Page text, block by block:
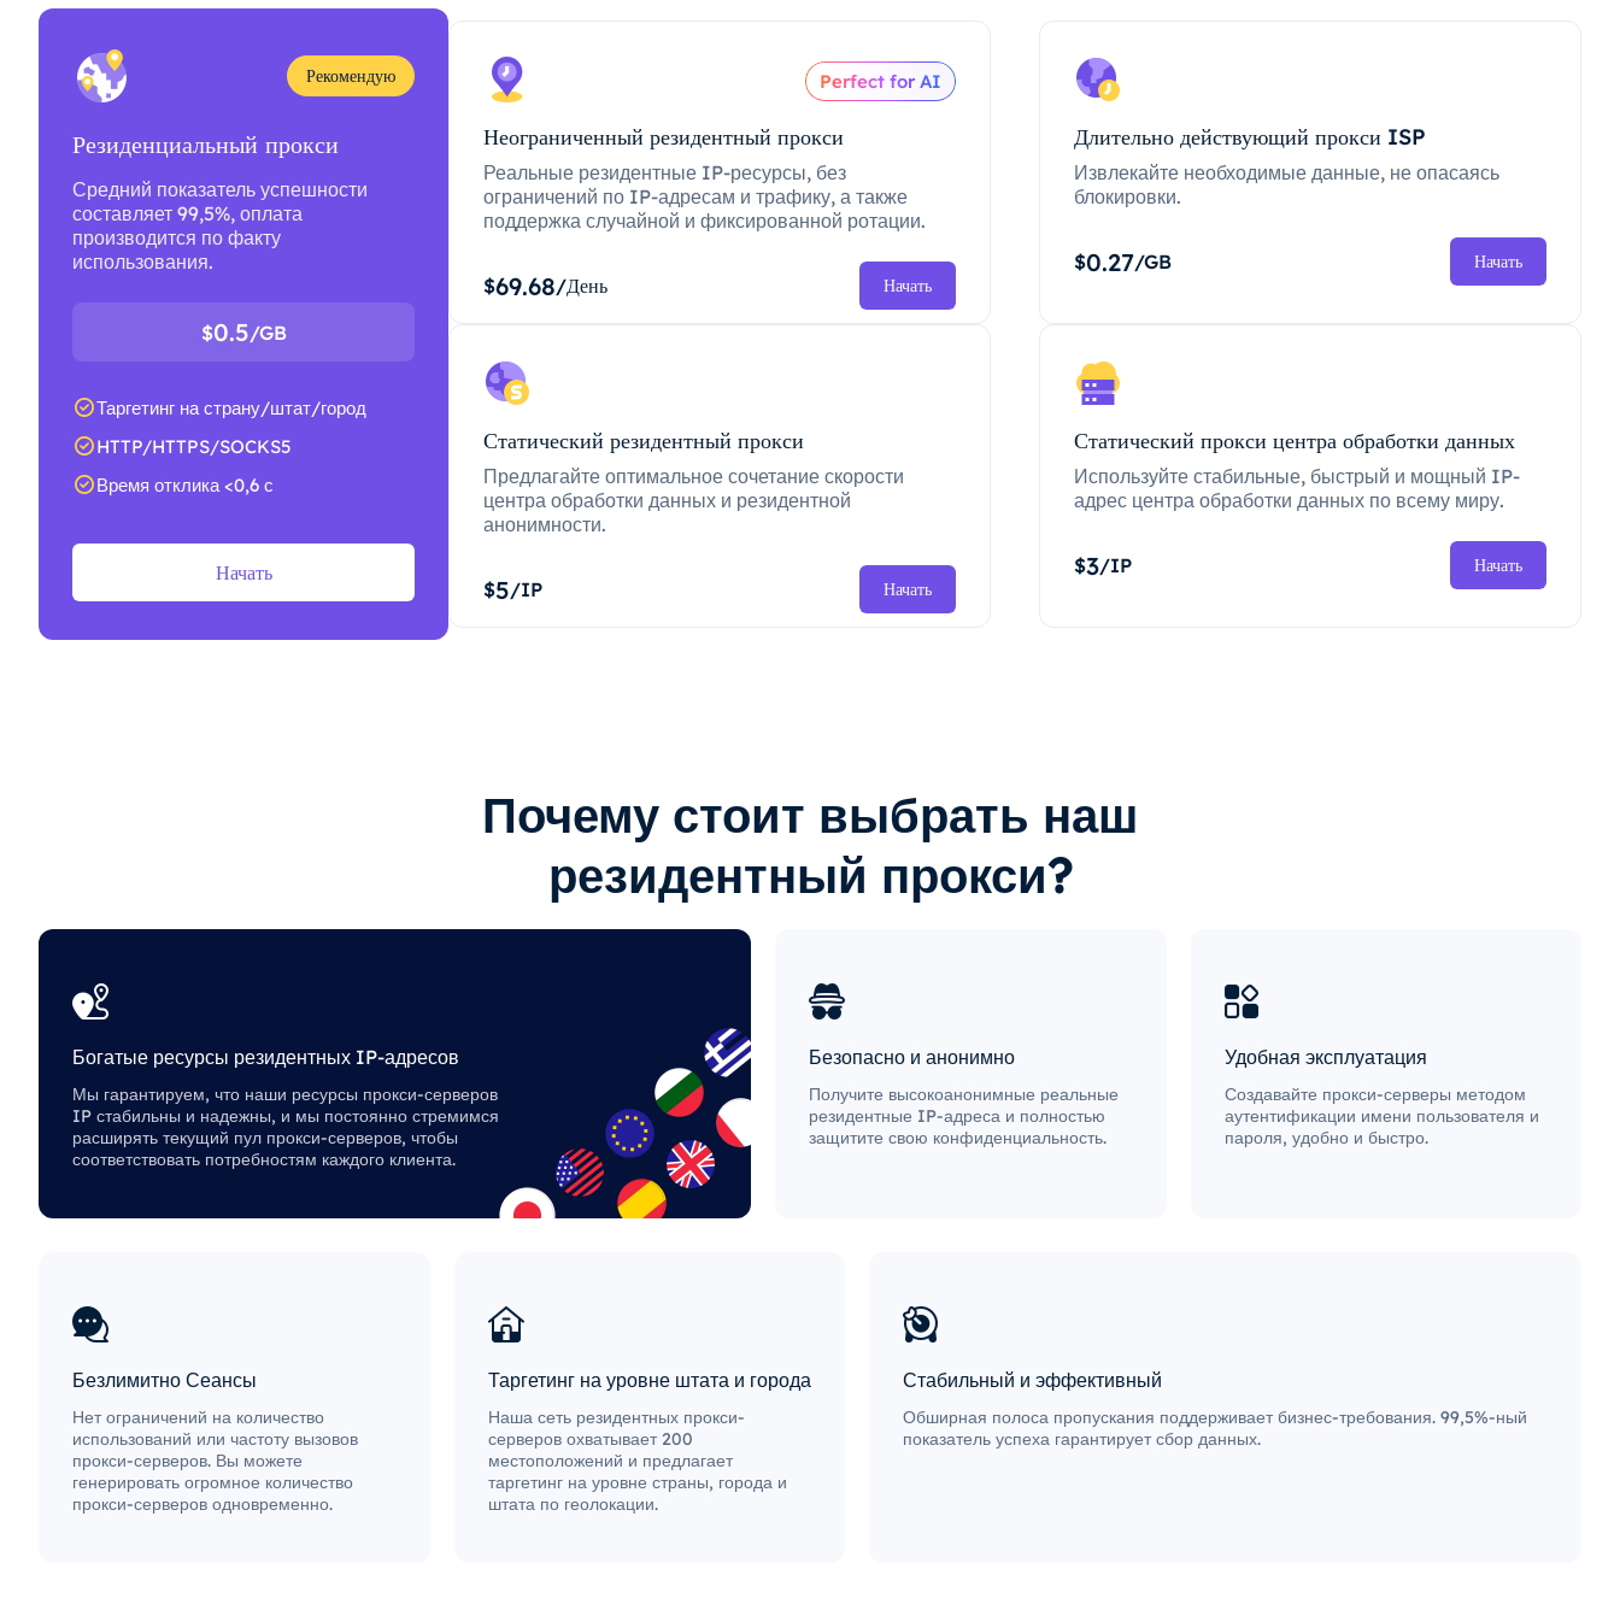
Рекомендую
Резиденциальный прокси
Средний показатель успешности
составляет 99,5%, оплата
производится по факту
использования.
$0.5/GB
Таргетинг на страну/штат/город
HTTP/HTTPS/SOCKS5
Время отклика <0,6 с
Начать
Perfect for AI
Неограниченный резидентный прокси
Реальные резидентные IP-ресурсы, без
ограничений по IP-адресам и трафику, а также
поддержка случайной и фиксированной ротации.
$69.68/День Начать
Длительно действующий прокси ISP
Извлекайте необходимые данные, не опасаясь
блокировки.
$0.27/GB Начать
Статический резидентный прокси
Предлагайте оптимальное сочетание скорости
центра обработки данных и резидентной
анонимности.
$5/IP Начать
Статический прокси центра обработки данных
Используйте стабильные, быстрый и мощный IP-
адрес центра обработки данных по всему миру.
$3/IP Начать
Почему стоит выбрать наш
резидентный прокси?
Богатые ресурсы резидентных IP-адресов
Мы гарантируем, что наши ресурсы прокси-серверов
IP стабильны и надежны, и мы постоянно стремимся
расширять текущий пул прокси-серверов, чтобы
соответствовать потребностям каждого клиента.
Безопасно и анонимно
Получите высокоанонимные реальные
резидентные IP-адреса и полностью
защитите свою конфиденциальность.
Удобная эксплуатация
Создавайте прокси-серверы методом
аутентификации имени пользователя и
пароля, удобно и быстро.
Безлимитно Сеансы
Нет ограничений на количество
использований или частоту вызовов
прокси-серверов. Вы можете
генерировать огромное количество
прокси-серверов одновременно.
Таргетинг на уровне штата и города
Наша сеть резидентных прокси-
серверов охватывает 200
местоположений и предлагает
таргетинг на уровне страны, города и
штата по геолокации.
Стабильный и эффективный
Обширная полоса пропускания поддерживает бизнес-требования. 99,5%-ный
показатель успеха гарантирует сбор данных.